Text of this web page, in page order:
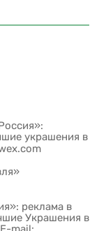
украшения в
реклама в
Украшения в